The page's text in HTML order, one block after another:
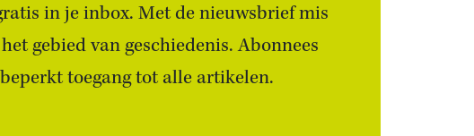
in je inbox. Met de nieuwsbrief mis
gebied van geschiedenis. Abonnees
toegang tot alle artikelen.